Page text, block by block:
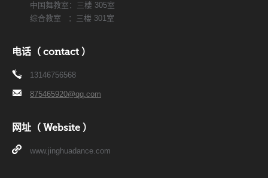
中国舞教室：三楼 305室
综合教室 ：三楼 301室
电话（ contact ）
13146756568
875465920@qq.com
网址（ Website ）
www.jinghuadance.com